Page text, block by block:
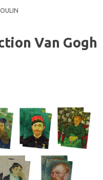
Van Gogh